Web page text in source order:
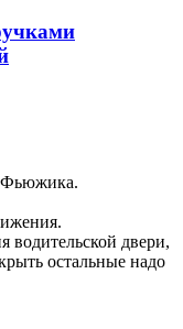
Фьюжика.
водительской двери,
остальные надо